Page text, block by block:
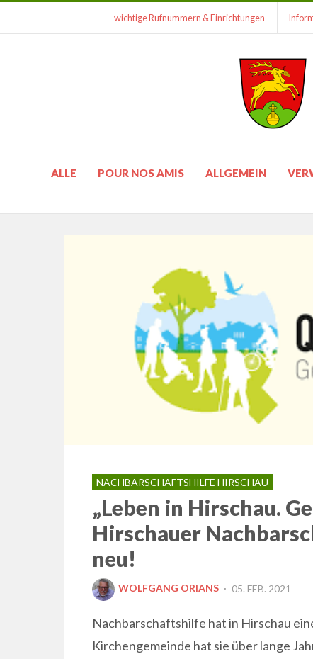
wichtige Rufnummern & Einrichtungen
ALLE POUR NOS AMIS ALLGEMEIN
NACHBARSCHAFTSHILFE HIRSCHAU
„Leben in Hirschau.
Hirschauer
neu!
WOLFGANG ORIANS
POSTED
05. FEB. 2021
Nachbarschaftshilfe hat in Hirschau
Kirchengemeinde hat sie über lange